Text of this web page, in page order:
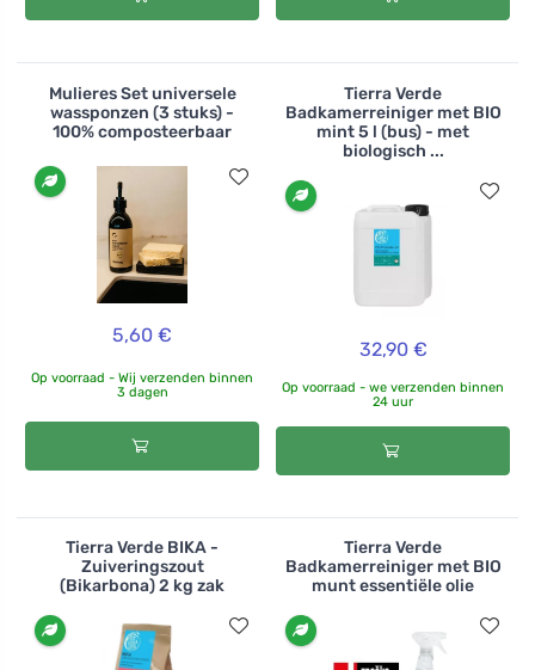
Mulieres Set universele
wassponzen (3 stuks) -
100% composteerbaar
5,60 €
Op voorraad - Wij verzenden binnen
3 dagen
Tierra Verde
Badkamerreiniger met BIO
mint 5 l (bus) - met
biologisch ...
32,90 €
Op voorraad - we verzenden binnen
24 uur
Tierra Verde BIKA -
Zuiveringszout
(Bikarbona) 2 kg zak
Tierra Verde
Badkamerreiniger met BIO
munt essentiële olie